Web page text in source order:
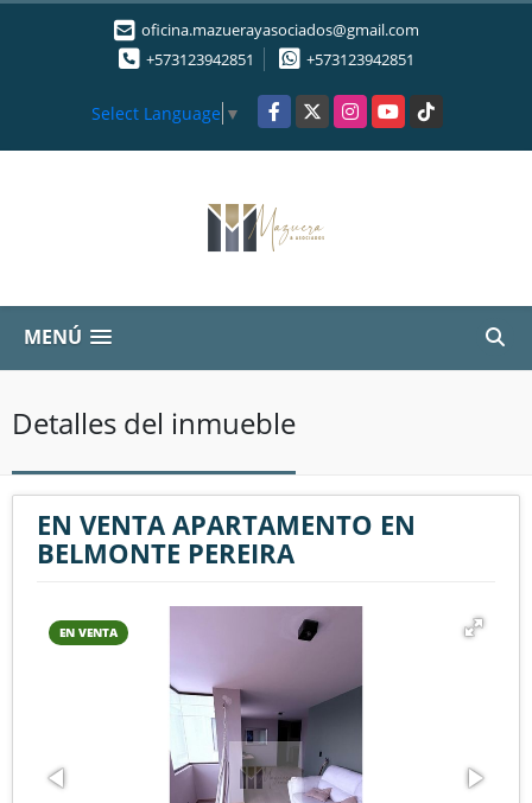
oficina.mazuerayasociados@gmail.com
+573123942851
+573123942851
Select Language ▼ Facebook
X InstagramYouTubeTikTok
MENÚ
Detalles del inmueble
EN VENTA APARTAMENTO EN
BELMONTE PEREIRA
EN VENTA